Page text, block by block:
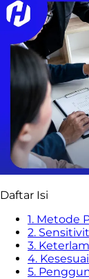
Daftar Isi
1. Metode
2.
3.
4.
5.